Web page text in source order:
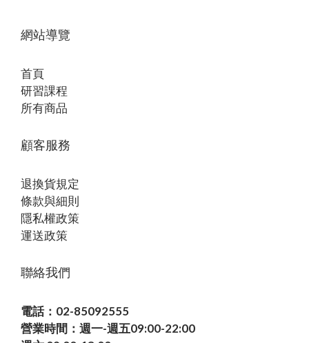
網站導覽
首頁
研習課程
所有商品
顧客服務
退換貨規定
條款與細則
隱私權政策
運送政策
聯絡我們
電話：02-85092555
營業時間：週一-週五09:00-22:00